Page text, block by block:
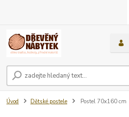
Úvod Dětské postele Postel 70x160 cm